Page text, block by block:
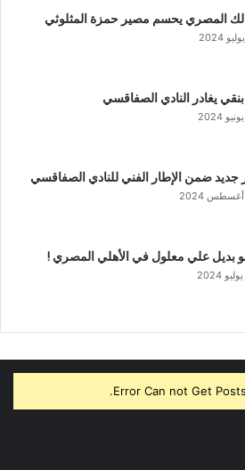
المصري يحسم مصير حمزة المثلوثي
يغادر النادي الصفاقسي
جديد ضمن الإطار الفني للنادي الصفاقسي
بديل علي معلول في الأهلي المصري !
Error Can not Get